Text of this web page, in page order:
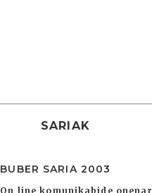
SARIAK
BUBER SARIA 2003
On line komunikabide